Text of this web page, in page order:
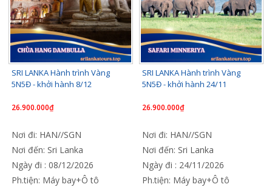
SRI LANKA Hành trình Vàng
5N5Đ - khởi hành 8/12
26.900.000₫
Nơi đi: HAN//SGN
Nơi đến: Sri Lanka
Ngày đi : 08/12/2026
Ph.tiện: Máy bay+Ô tô
SRI LANKA Hành trình Vàng
5N5Đ - khởi hành 24/11
26.900.000₫
Nơi đi: HAN//SGN
Nơi đến: Sri Lanka
Ngày đi : 24/11/2026
Ph.tiện: Máy bay+Ô tô